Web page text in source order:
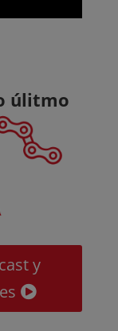
úlitmo
y